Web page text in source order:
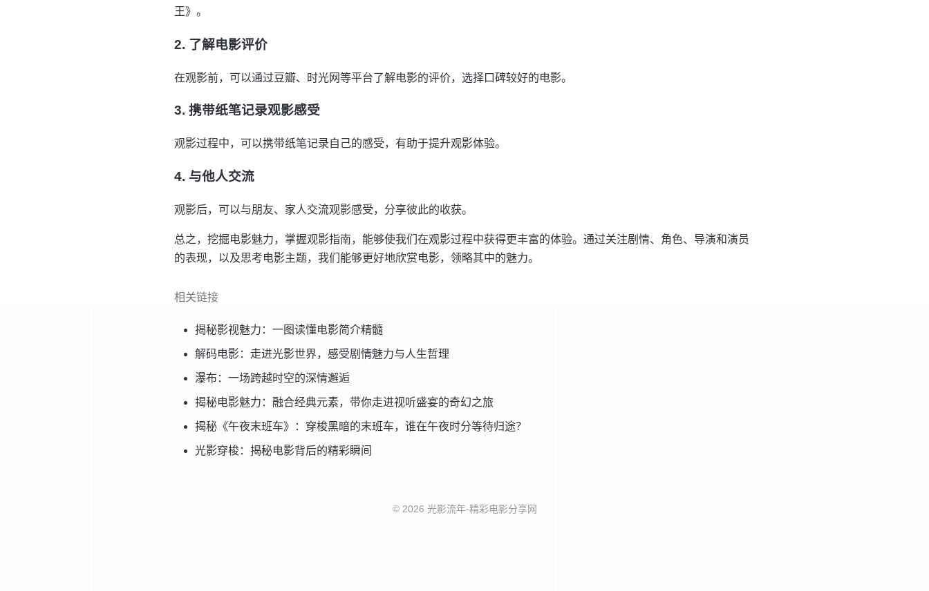
王》。
2. 了解电影评价
在观影前，可以通过豆瓣、时光网等平台了解电影的评价，选择口碑较好的电影。
3. 携带纸笔记录观影感受
观影过程中，可以携带纸笔记录自己的感受，有助于提升观影体验。
4. 与他人交流
观影后，可以与朋友、家人交流观影感受，分享彼此的收获。
总之，挖掘电影魅力，掌握观影指南，能够使我们在观影过程中获得更丰富的体验。通过关注剧情、角色、导演和演员
的表现，以及思考电影主题，我们能够更好地欣赏电影，领略其中的魅力。
相关链接
揭秘影视魅力：一图读懂电影简介精髓
解码电影：走进光影世界，感受剧情魅力与人生哲理
瀑布：一场跨越时空的深情邂逅
揭秘电影魅力：融合经典元素，带你走进视听盛宴的奇幻之旅
揭秘《午夜末班车》：穿梭黑暗的末班车，谁在午夜时分等待归途？
光影穿梭：揭秘电影背后的精彩瞬间
© 2026 光影流年-精彩电影分享网